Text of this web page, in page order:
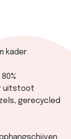
kader
uitstoot
gerecycled